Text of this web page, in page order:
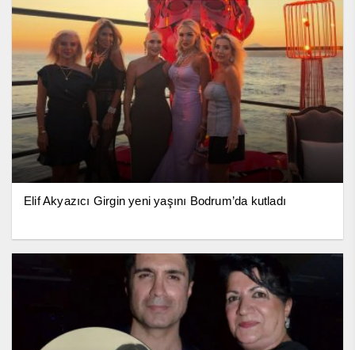
Elif Akyazıcı Girgin yeni yaşını Bodrum’da kutladı